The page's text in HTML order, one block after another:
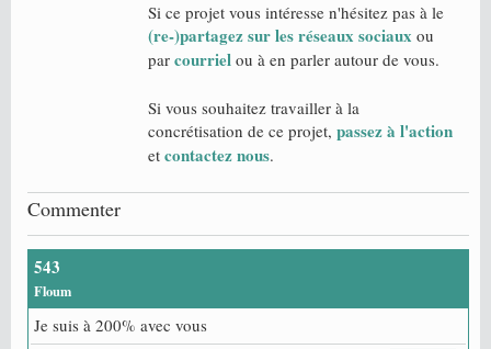
Si ce projet vous intéresse n'hésitez pas à le
(re-)partagez sur les réseaux sociaux ou
par courriel ou à en parler autour de vous.
Si vous souhaitez travailler à la
concrétisation de ce projet, passez à l'action
et contactez nous.
Commenter
543
Floum
Je suis à 200% avec vous